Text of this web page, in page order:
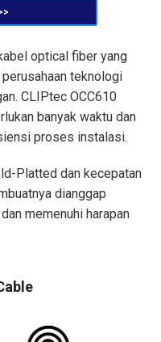
optical fiber yang
teknologi
CLIPtec OCC610
banyak waktu dan
proses instalasi.
Platted dan kecepatan
dianggap
memenuhi harapan